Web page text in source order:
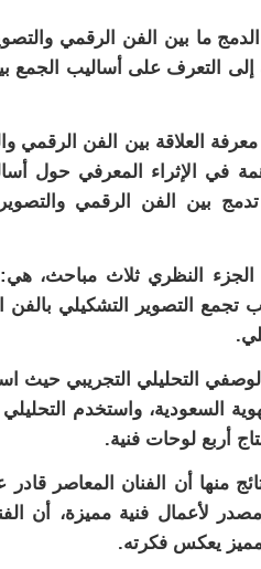
ما بين الفن الرقمي
التعرف على أساليب الجمع
العلاقة بين الفن الرقمي
في الإثراء المعرفي حول
بين الفن الرقمي
النظري ثلاث مباحث،
تجمع التصوير التشكيلي
الوصفي التحليلي التجريبي
السعودية، واستخدم
أربع لوحات فنية.
منها أن الفنان المعاصر قادر
لأعمال فنية مميزة، أن
يعكس فكرته.